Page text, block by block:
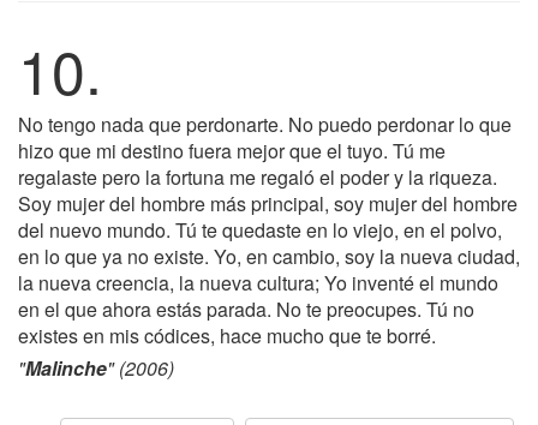
10.
No tengo nada que perdonarte. No puedo perdonar lo que
hizo que mi destino fuera mejor que el tuyo. Tú me
regalaste pero la fortuna me regaló el poder y la riqueza.
Soy mujer del hombre más principal, soy mujer del hombre
del nuevo mundo. Tú te quedaste en lo viejo, en el polvo,
en lo que ya no existe. Yo, en cambio, soy la nueva ciudad,
la nueva creencia, la nueva cultura; Yo inventé el mundo
en el que ahora estás parada. No te preocupes. Tú no
existes en mis códices, hace mucho que te borré.
"Malinche" (2006)